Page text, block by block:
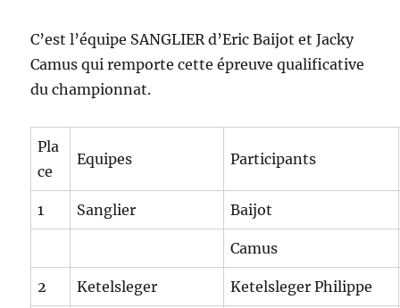
C’est l’équipe SANGLIER d’Eric Baijot et Jacky
Camus qui remporte cette épreuve qualificative
du championnat.
Pla
ce
Equipes Participants
1 Sanglier Baijot
Camus
2 Ketelsleger Ketelsleger Philippe